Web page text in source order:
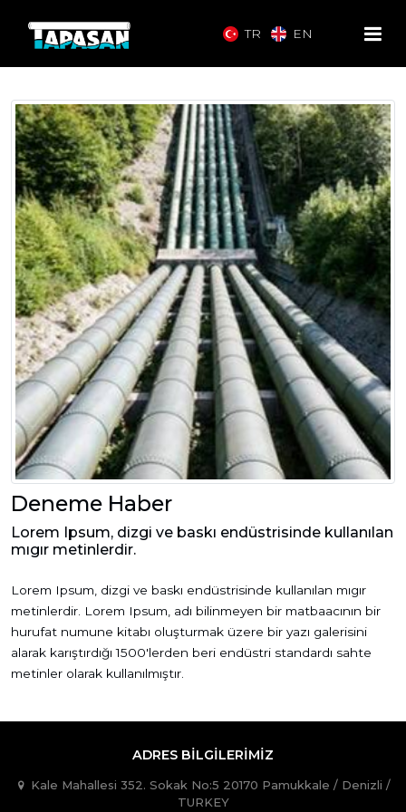
TR EN
Deneme Haber
Lorem Ipsum, dizgi ve baskı endüstrisinde kullanılan
mıgır metinlerdir.
Lorem Ipsum, dizgi ve baskı endüstrisinde kullanılan mıgır
metinlerdir. Lorem Ipsum, adı bilinmeyen bir matbaacının bir
hurufat numune kitabı oluşturmak üzere bir yazı galerisini
alarak karıştırdığı 1500'lerden beri endüstri standardı sahte
metinler olarak kullanılmıştır.
ADRES BILGILERIMIZ
Kale Mahallesi 352. Sokak No:5 20170 Pamukkale / Denizli /
TURKEY